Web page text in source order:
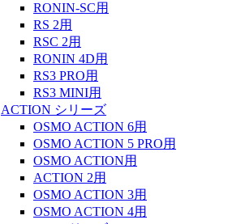
RONIN-SC用
RS 2用
RSC 2用
RONIN 4D用
RS3 PRO用
RS3 MINI用
ACTION シリーズ
OSMO ACTION 6用
OSMO ACTION 5 PRO用
OSMO ACTION用
ACTION 2用
OSMO ACTION 3用
OSMO ACTION 4用